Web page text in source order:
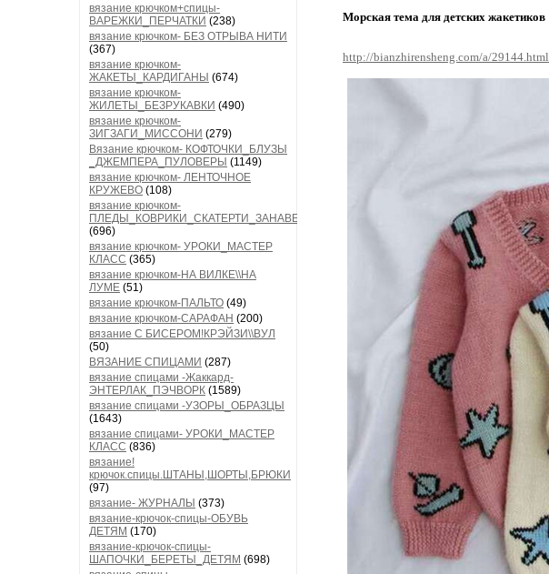
вязание крючком+спицы-
ВАРЕЖКИ_ПЕРЧАТКИ (238)
вязание крючком- БЕЗ ОТРЫВА НИТИ
(367)
вязание крючком-
ЖАКЕТЫ_КАРДИГАНЫ (674)
вязание крючком-
ЖИЛЕТЫ_БЕЗРУКАВКИ (490)
вязание крючком-
ЗИГЗАГИ_МИССОНИ (279)
Вязание крючком- КОФТОЧКИ_БЛУЗЫ
_ДЖЕМПЕРА_ПУЛОВЕРЫ (1149)
вязание крючком- ЛЕНТОЧНОЕ
КРУЖЕВО (108)
вязание крючком-
ПЛЕДЫ_КОВРИКИ_СКАТЕРТИ_ЗАНАВЕСКИ
(696)
вязание крючком- УРОКИ_МАСТЕР
КЛАСС (365)
вязание крючком-НА ВИЛКЕ\\НА
ЛУМЕ (51)
вязание крючком-ПАЛЬТО (49)
вязание крючком-САРАФАН (200)
вязание С БИСЕРОМ!КРЭЙЗИ\\ВУЛ
(50)
ВЯЗАНИЕ СПИЦАМИ (287)
вязание спицами -Жаккард-
ЭНТЕРЛАК_ПЭЧВОРК (1589)
вязание спицами -УЗОРЫ_ОБРАЗЦЫ
(1643)
вязание спицами- УРОКИ_МАСТЕР
КЛАСС (836)
вязание!
крючок.спицы.ШТАНЫ,ШОРТЫ,БРЮКИ
(97)
вязание- ЖУРНАЛЫ (373)
вязание-крючок-спицы-ОБУВЬ
ДЕТЯМ (170)
вязание-крючок-спицы-
ШАПОЧКИ_БЕРЕТЫ_ДЕТЯМ (698)
Морская тема для детских жакетиков
http://bianzhirensheng.com/a/29144.html